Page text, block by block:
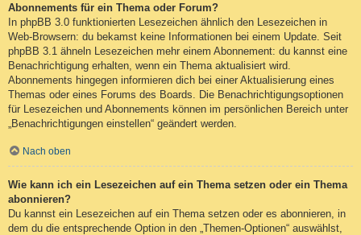
Abonnements für ein Thema oder Forum?
In phpBB 3.0 funktionierten Lesezeichen ähnlich den Lesezeichen in
Web-Browsern: du bekamst keine Informationen bei einem Update. Seit
phpBB 3.1 ähneln Lesezeichen mehr einem Abonnement: du kannst eine
Benachrichtigung erhalten, wenn ein Thema aktualisiert wird.
Abonnements hingegen informieren dich bei einer Aktualisierung eines
Themas oder eines Forums des Boards. Die Benachrichtigungsoptionen
für Lesezeichen und Abonnements können im persönlichen Bereich unter
„Benachrichtigungen einstellen“ geändert werden.
Nach oben
Wie kann ich ein Lesezeichen auf ein Thema setzen oder ein Thema
abonnieren?
Du kannst ein Lesezeichen auf ein Thema setzen oder es abonnieren, in
dem du die entsprechende Option in den „Themen-Optionen“ auswählst,